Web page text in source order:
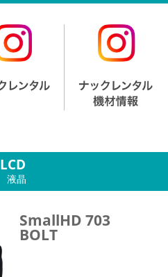
LCD
液晶
SmallHD 703
BOLT